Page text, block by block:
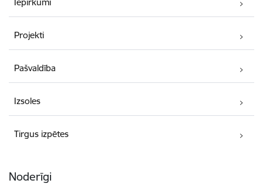
Projekti
Pašvaldība
Izsoles
Tirgus izpētes
Noderīgi